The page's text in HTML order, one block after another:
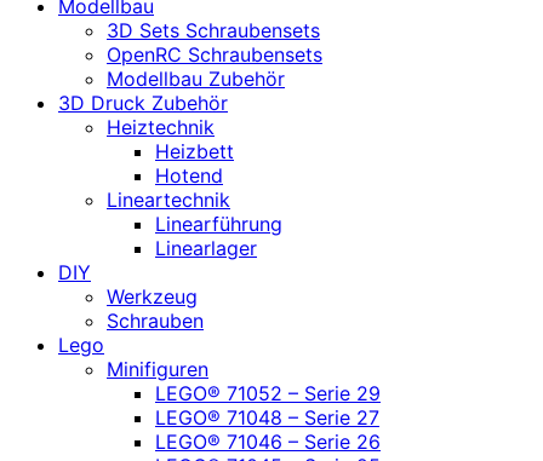
Modellbau
3D Sets Schraubensets
OpenRC Schraubensets
Modellbau Zubehör
3D Druck Zubehör
Heiztechnik
Heizbett
Hotend
Lineartechnik
Linearführung
Linearlager
DIY
Werkzeug
Schrauben
Lego
Minifiguren
LEGO® 71052 – Serie 29
LEGO® 71048 – Serie 27
LEGO® 71046 – Serie 26